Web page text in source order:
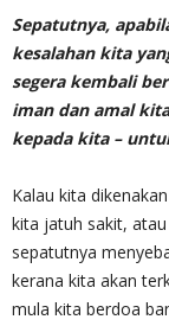
Sepatutnya,
kesalahan kita
segera kembali
iman dan amal
kepada kita –
Kalau kita
kita jatuh sakit,
sepatutnya
kerana kita akan
mula kita berdoa